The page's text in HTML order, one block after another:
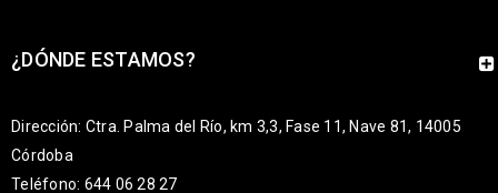
¿DÓNDE ESTAMOS?
Dirección: Ctra. Palma del Río, km 3,3, Fase 11, Nave 81, 14005
Córdoba
Teléfono: 644 06 28 27